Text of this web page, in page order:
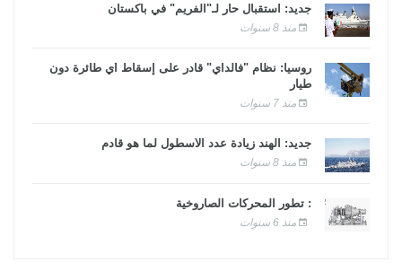
جديد: استقبال حار لـ"الفريم" في باكستان
منذ 8 سنوات
روسيا: نظام "فالداي" قادر على إسقاط أي طائرة دون
طيار
منذ 7 سنوات
جديد: الهند زيادة عدد الأسطول لما هو قادم
منذ 8 سنوات
: تطور المحركات الصاروخية
منذ 6 سنوات